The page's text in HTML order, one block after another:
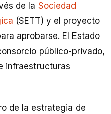
de la Sociedad
(SETT) y el proyecto
aprobarse. El Estado
público-privado,
infraestructuras
de la estrategia de